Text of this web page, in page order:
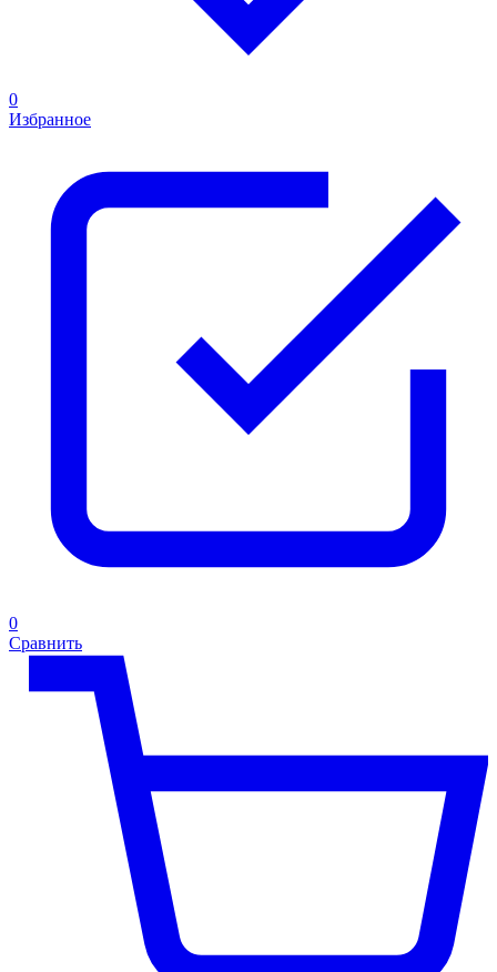
0
Избранное
0
Сравнить